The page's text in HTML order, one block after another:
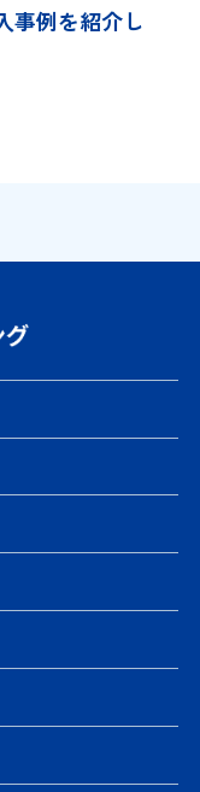
事例を紹介し